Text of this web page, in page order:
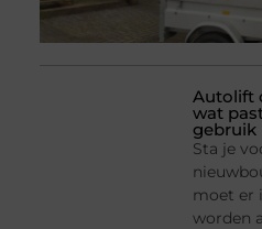
Autolift
wat
gebruik
Sta je
moet er
worden